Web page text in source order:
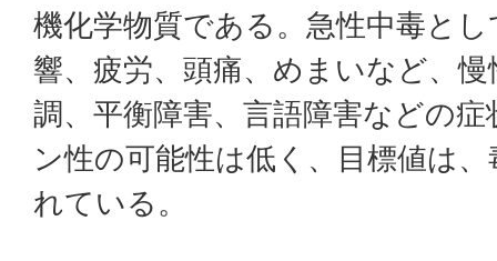
機化学物質である。急性中毒と
響、疲労、頭痛、めまいなど、
調、平衡障害、言語障害などの
ン性の可能性は低く、目標値は
れている。